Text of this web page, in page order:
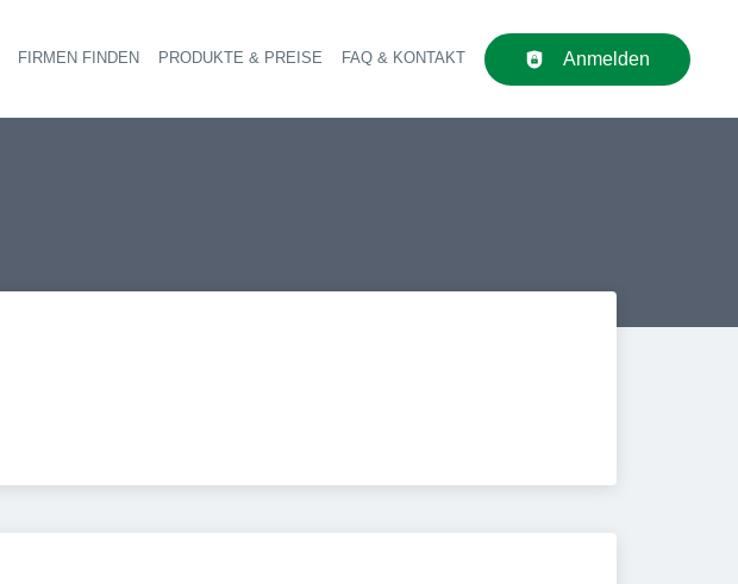
Haupt-Navigation
FIRMEN FINDEN PRODUKTE & PREISE FAQ & KONTAKT Anmelden